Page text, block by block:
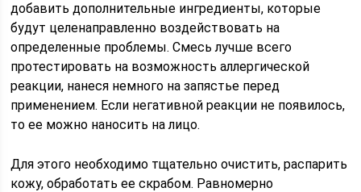
добавить дополнительные ингредиенты, которые
будут целенаправленно воздействовать на
определенные проблемы. Смесь лучше всего
протестировать на возможность аллергической
реакции, нанеся немного на запястье перед
применением. Если негативной реакции не появилось,
то ее можно наносить на лицо.
Для этого необходимо тщательно очистить, распарить
кожу, обработать ее скрабом. Равномерно